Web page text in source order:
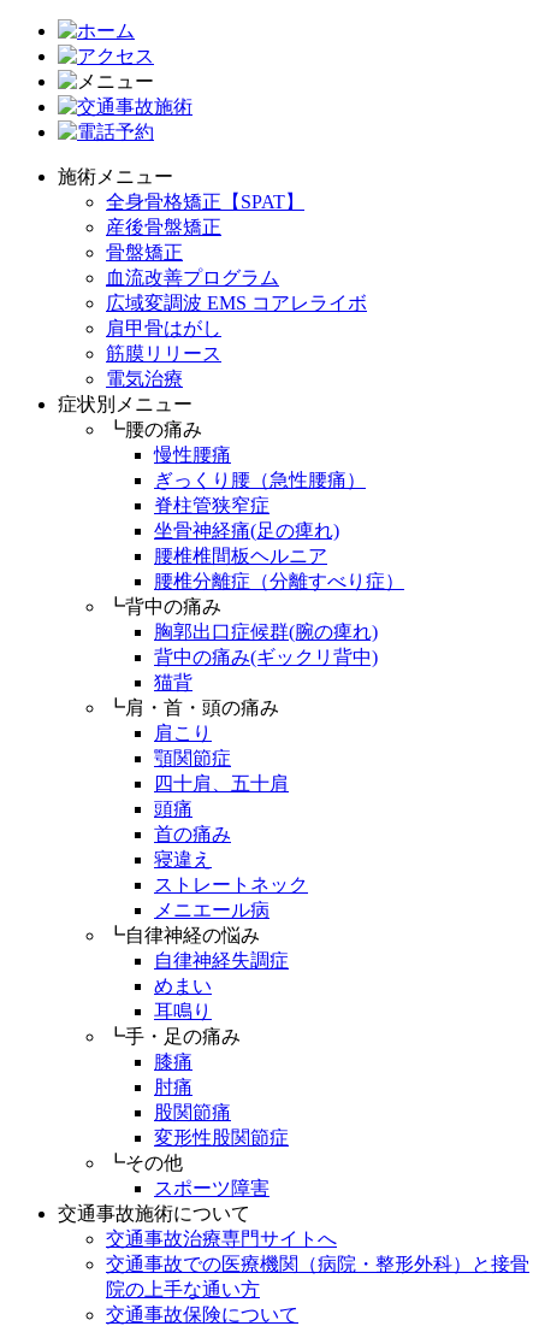
施術メニュー
全身骨格矯正【SPAT】
産後骨盤矯正
骨盤矯正
血流改善プログラム
広域変調波 EMS コアレライボ
肩甲骨はがし
筋膜リリース
電気治療
症状別メニュー
┗腰の痛み
慢性腰痛
ぎっくり腰（急性腰痛）
脊柱管狭窄症
坐骨神経痛(足の痺れ)
腰椎椎間板ヘルニア
腰椎分離症（分離すべり症）
┗背中の痛み
胸郭出口症候群(腕の痺れ)
背中の痛み(ギックリ背中)
猫背
┗肩・首・頭の痛み
肩こり
顎関節症
四十肩、五十肩
頭痛
首の痛み
寝違え
ストレートネック
メニエール病
┗自律神経の悩み
自律神経失調症
めまい
耳鳴り
┗手・足の痛み
膝痛
肘痛
股関節痛
変形性股関節症
┗その他
スポーツ障害
交通事故施術について
交通事故治療専門サイトへ
交通事故での医療機関（病院・整形外科）と接骨
院の上手な通い方
交通事故保険について